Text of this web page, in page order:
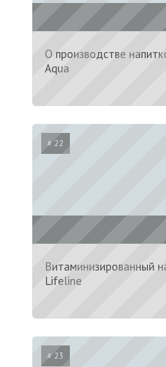
О производстве
Aqua
# 22
Витаминизированный
Lifeline
# 23